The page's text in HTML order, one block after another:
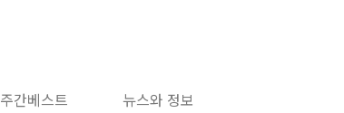
주간베스트 뉴스와 정보